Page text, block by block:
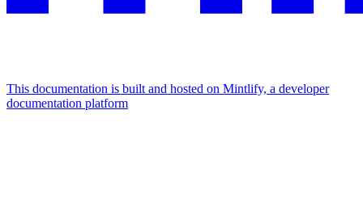
This documentation is built and hosted on Mintlify, a developer
documentation platform